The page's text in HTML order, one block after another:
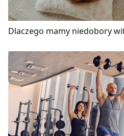
Dlaczego mamy niedobory